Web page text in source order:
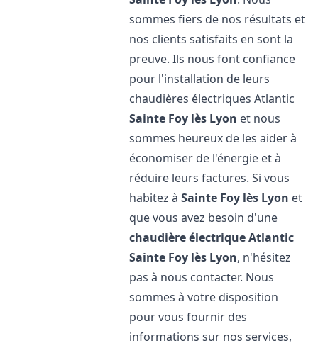
sommes fiers de nos résultats et
nos clients satisfaits en sont la
preuve. Ils nous font confiance
pour l'installation de leurs
chaudières électriques Atlantic
Sainte Foy lès Lyon et nous
sommes heureux de les aider à
économiser de l'énergie et à
réduire leurs factures. Si vous
habitez àSainte Foy lès Lyon et
que vous avez besoin d'une
chaudière électrique Atlantic
Sainte Foy lès Lyon, n'hésitez
pas à nous contacter. Nous
sommes à votre disposition
pour vous fournir des
informations sur nos services,